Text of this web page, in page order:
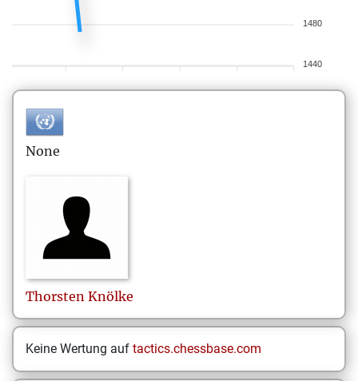
1480
1440
None
Thorsten Knölke
Keine Wertung auf tactics.chessbase.com